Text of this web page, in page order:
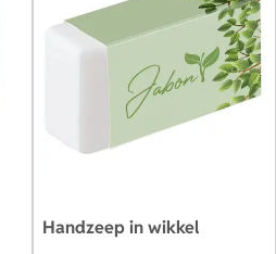
Handzeep in wikkel